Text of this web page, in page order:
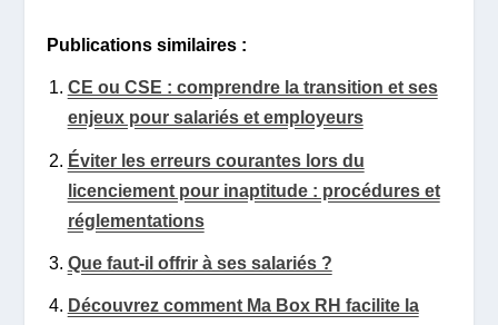
Publications similaires :
CE ou CSE : comprendre la transition et ses
enjeux pour salariés et employeurs
Éviter les erreurs courantes lors du
licenciement pour inaptitude : procédures et
réglementations
Que faut-il offrir à ses salariés ?
Découvrez comment Ma Box RH facilite la